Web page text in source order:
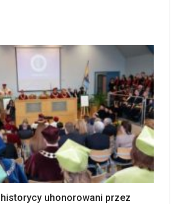
uhonorowani przez